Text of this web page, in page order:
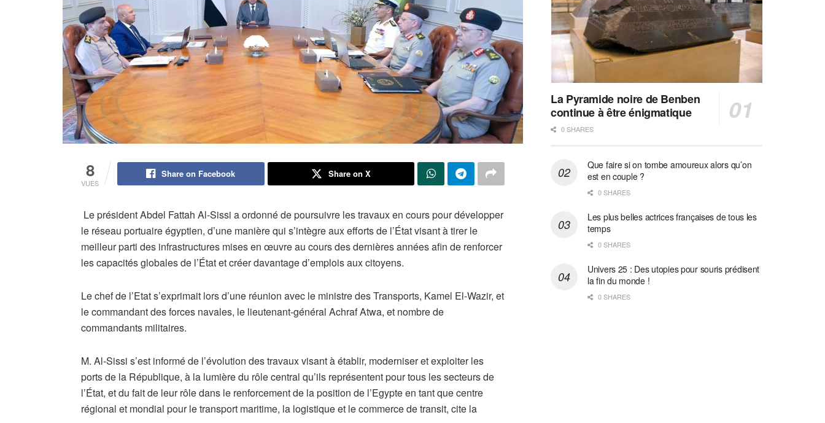
8
VUES
Share on Facebook Share on X
Le président Abdel Fattah Al-Sissi a ordonné de poursuivre les travaux en cours pour développer
le réseau portuaire égyptien, d’une manière qui s’intègre aux efforts de l’État visant à tirer le
meilleur parti des infrastructures mises en œuvre au cours des dernières années afin de renforcer
les capacités globales de l’État et créer davantage d’emplois aux citoyens.
Le chef de l’Etat s’exprimait lors d’une réunion avec le ministre des Transports, Kamel El-Wazir, et
le commandant des forces navales, le lieutenant-général Achraf Atwa, et nombre de
commandants militaires.
M. Al-Sissi s’est informé de l’évolution des travaux visant à établir, moderniser et exploiter les
ports de la République, à la lumière du rôle central qu’ils représentent pour tous les secteurs de
l’État, et du fait de leur rôle dans le renforcement de la position de l’Egypte en tant que centre
régional et mondial pour le transport maritime, la logistique et le commerce de transit, cite la
La Pyramide noire de Benben
continue à être énigmatique
0 SHARES
Que faire si on tombe amoureux alors qu’on
est en couple ?
0 SHARES
Les plus belles actrices françaises de tous les
temps
0 SHARES
Univers 25 : Des utopies pour souris prédisent
la fin du monde !
0 SHARES